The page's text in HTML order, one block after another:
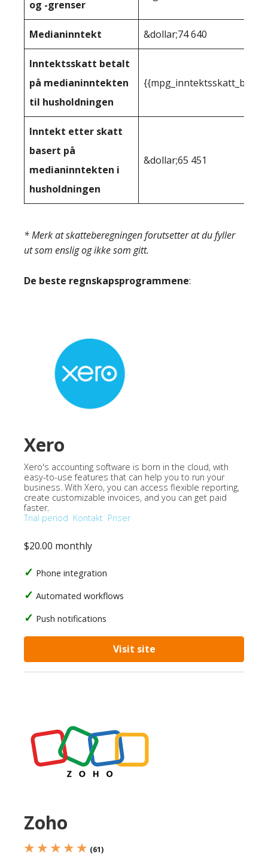
og -grenser
Medianinntekt &dollar;74 640
Inntektsskatt betalt
på medianinntekten
til husholdningen
Inntekt etter skatt
basert på
medianinntekten i
husholdningen
&dollar;65 451
* Merk at skatteberegningen forutsetter at du fyller
ut som enslig og ikke som gitt.
De beste regnskapsprogrammene:
Xero
Xero's accounting software is born in the cloud, with
easy-to-use features that can help you to run your
business. With Xero, you can access flexible reporting,
create customizable invoices, and you can get paid
faster.
Trial period Kontakt Priser
$20.00 monthly
Phone integration
Automated workflows
Push notifications
Visit site
Zoho
★ ★ ★ ★ ★ (61)